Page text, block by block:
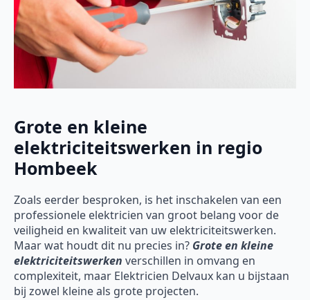
Grote en kleine
elektriciteitswerken in regio
Hombeek
Zoals eerder besproken, is het inschakelen van een
professionele elektricien van groot belang voor de
veiligheid en kwaliteit van uw elektriciteitswerken.
Maar wat houdt dit nu precies in? Grote en kleine
elektriciteitswerken verschillen in omvang en
complexiteit, maar Elektricien Delvaux kan u bijstaan
bij zowel kleine als grote projecten.